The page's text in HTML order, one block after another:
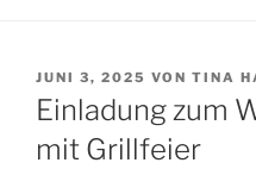
VERÖFFENTLICHT
AM
JUNI 3, 2025 VON TINA
Einladung zum
mit Grillfeier